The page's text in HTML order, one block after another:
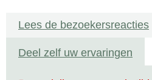
Lees de bezoekersreacties
Deel zelf uw ervaringen